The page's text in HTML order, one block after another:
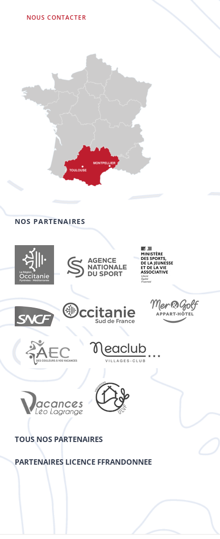
NOUS CONTACTER
NOS PARTENAIRES
TOUS NOS PARTENAIRES
PARTENAIRES LICENCE FFRANDONNEE